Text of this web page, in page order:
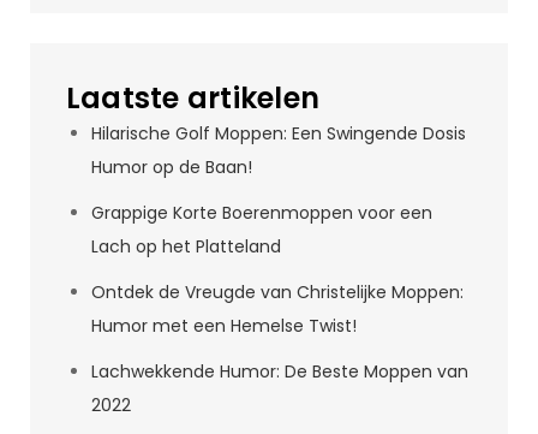
Laatste artikelen
Hilarische Golf Moppen: Een Swingende Dosis
Humor op de Baan!
Grappige Korte Boerenmoppen voor een
Lach op het Platteland
Ontdek de Vreugde van Christelijke Moppen:
Humor met een Hemelse Twist!
Lachwekkende Humor: De Beste Moppen van
2022